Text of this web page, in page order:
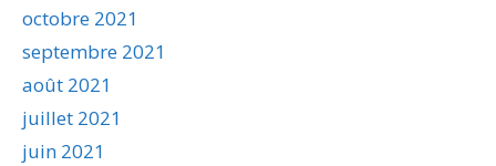
octobre 2021
septembre 2021
août 2021
juillet 2021
juin 2021